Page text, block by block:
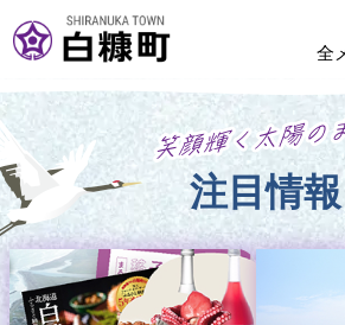
文
メ
ニ
ー
へ
全
白
糠
町
ホ
ー
ム
笑顔輝く 太
陽のまち
注目情報